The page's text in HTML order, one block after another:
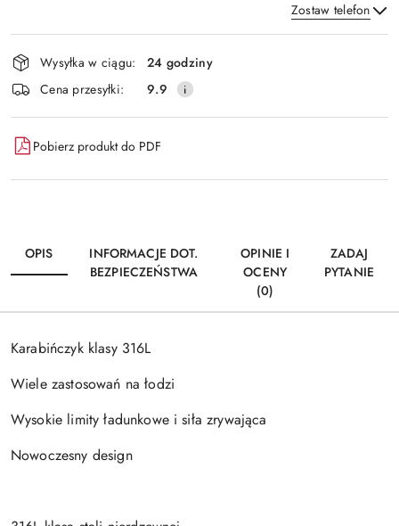
Zostaw telefon
Wyślij
Dostępność
i
dostawa
Wysyłka w ciągu:
24 godziny
Cena przesyłki:
9.9
Pobierz produkt do PDF
OPIS
INFORMACJE DOT.
BEZPIECZEŃSTWA
OPINIE I
OCENY
(0)
ZADAJ
PYTANIE
Karabińczyk klasy 316L
Wiele zastosowań na łodzi
Wysokie limity ładunkowe i siła zrywająca
Nowoczesny design